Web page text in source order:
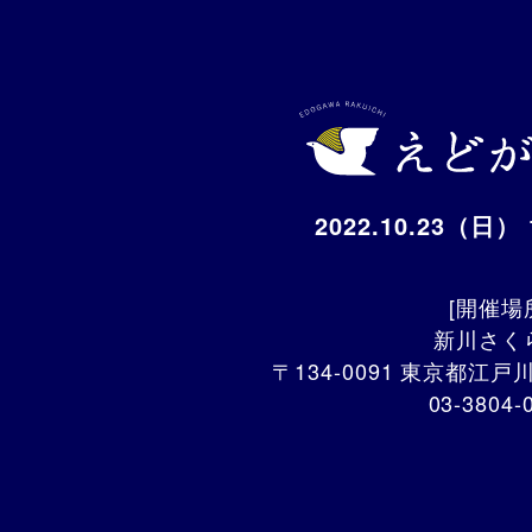
2022.10.23（日
[開催場
新川さく
〒134-0091 東京都江戸
03-3804-